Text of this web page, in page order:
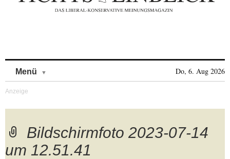
Menü Do, 6. Aug 2026
Bildschirmfoto 2023-07-14
um 12.51.41